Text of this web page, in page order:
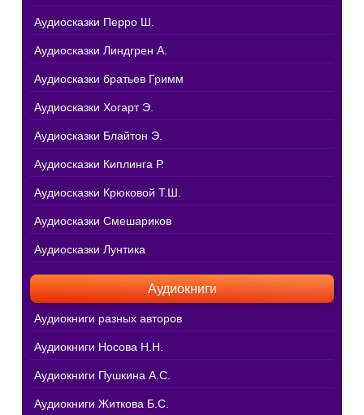
Аудиосказки Перро Ш.
Аудиосказки Линдгрен А.
Аудиосказки братьев Гримм
Аудиосказки Хогарт Э.
Аудиосказки Блайтон Э.
Аудиосказки Киплинга Р.
Аудиосказки Крюковой Т.Ш.
Аудиосказки Смешариков
Аудиосказки Лунтика
Аудиокниги
Аудиокниги разных авторов
Аудиокниги Носова Н.Н.
Аудиокниги Пушкина А.С.
Аудиокниги Житкова Б.С.